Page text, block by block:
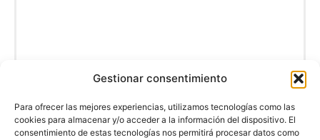
Gestionar consentimiento
Para ofrecer las mejores experiencias, utilizamos tecnologías como las
cookies para almacenar y/o acceder a la información del dispositivo. El
consentimiento de estas tecnologías nos permitirá procesar datos como